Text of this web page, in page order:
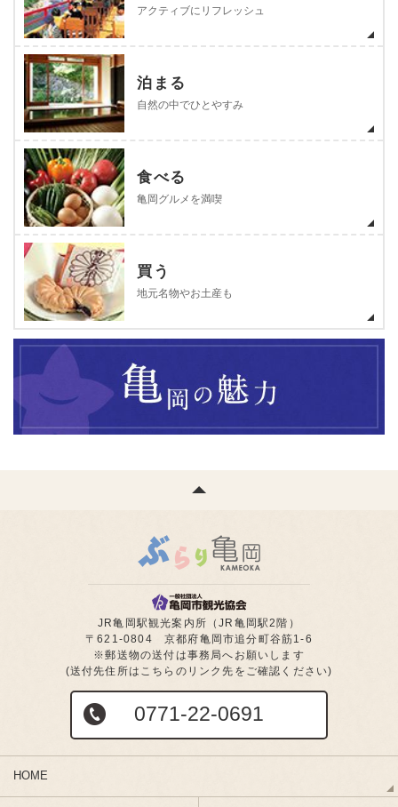
アクティブにリフレッシュ
泊まる
自然の中でひとやすみ
食べる
亀岡グルメを満喫
買う
地元名物やお土産も
JR亀岡駅観光案内所（JR亀岡駅2階）
〒621-0804 京都府亀岡市追分町谷筋1-6
※郵送物の送付は事務局へお願いします
(送付先住所はこちらのリンク先をご確認ください)
0771-22-0691
HOME